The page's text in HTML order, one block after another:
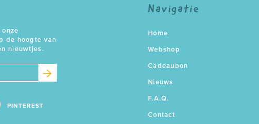
de hoogte van
nieuwtjes.
PINTEREST
Navigatie
Home
Webshop
Cadeaubon
Nieuws
F.A.Q.
Contact